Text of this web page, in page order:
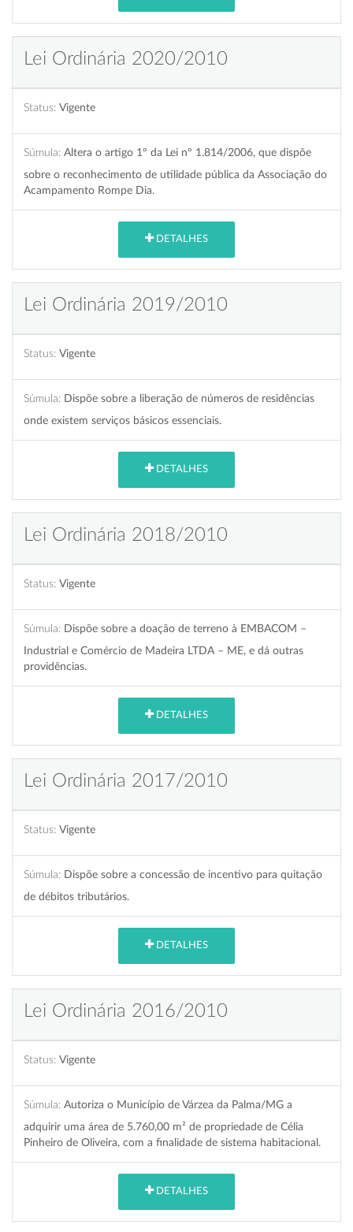
Lei Ordinária 2020/2010
Status: Vigente
Súmula: Altera o artigo 1º da Lei nº 1.814/2006, que dispõe
sobre o reconhecimento de utilidade pública da Associação do
Acampamento Rompe Dia.
DETALHES
Lei Ordinária 2019/2010
Status: Vigente
Súmula: Dispõe sobre a liberação de números de residências
onde existem serviços básicos essenciais.
DETALHES
Lei Ordinária 2018/2010
Status: Vigente
Súmula: Dispõe sobre a doação de terreno à EMBACOM –
Industrial e Comércio de Madeira LTDA – ME, e dá outras
providências.
DETALHES
Lei Ordinária 2017/2010
Status: Vigente
Súmula: Dispõe sobre a concessão de incentivo para quitação
de débitos tributários.
DETALHES
Lei Ordinária 2016/2010
Status: Vigente
Súmula: Autoriza o Município de Várzea da Palma/MG a
adquirir uma área de 5.760,00 m² de propriedade de Célia
Pinheiro de Oliveira, com a finalidade de sistema habitacional.
DETALHES